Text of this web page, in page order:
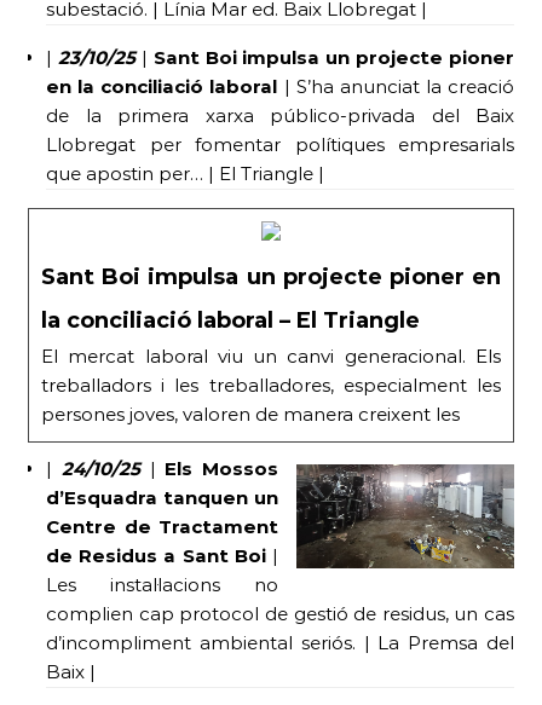
subestació. | Línia Mar ed. Baix Llobregat |
| 23/10/25| Sant Boi impulsa un projecte pioner
en la conciliació laboral | S’ha anunciat la creació
de la primera xarxa público-privada del Baix
Llobregat per fomentar polítiques empresarials
que apostin per… | El Triangle |
Sant Boi impulsa un projecte pioner en
la conciliació laboral – El Triangle
El mercat laboral viu un canvi generacional. Els
treballadors i les treballadores, especialment les
persones joves, valoren de manera creixent les
| 24/10/25 | Els Mossos
d’Esquadra tanquen un
Centre de Tractament
de Residus a Sant Boi|
Les instal·lacions no
complien cap protocol de gestió de residus, un cas
d’incompliment ambiental seriós. | La Premsa del
Baix |